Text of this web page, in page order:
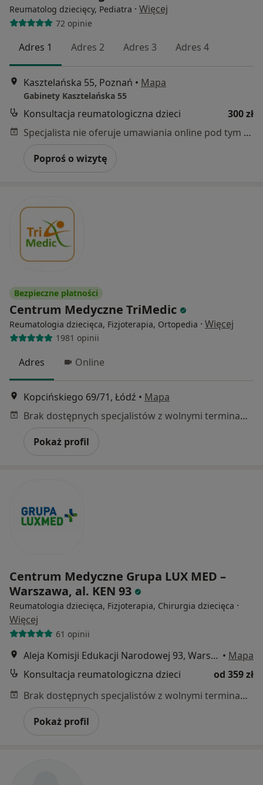
Reumatolog dziecięcy, Pediatra · Więcej
72 opinie
Adres 1 Adres 2 Adres 3 Adres 4
Kasztelańska 55, Poznań • Mapa
Gabinety Kasztelańska 55
Konsultacja reumatologiczna dzieci
300 zł
Specjalista nie oferuje umawiania online pod tym adresem.
Poproś o wizytę
Bezpieczne płatności
Centrum Medyczne TriMedic
Reumatologia dziecięca, Fizjoterapia, Ortopedia · Więcej
1981 opinii
Adres Online
Kopcińskiego 69/71, Łódź • Mapa
Brak dostępnych specjalistów z wolnymi terminami w tym centrum medycznym.
Pokaż profil
Centrum Medyczne Grupa LUX MED –
Warszawa, al. KEN 93
Reumatologia dziecięca, Fizjoterapia, Chirurgia dziecięca ·
Więcej
61 opinii
Aleja Komisji Edukacji Narodowej 93, Warszawa • Mapa
Konsultacja reumatologiczna dzieci
od 359 zł
Brak dostępnych specjalistów z wolnymi terminami w tym centrum medycznym.
Pokaż profil